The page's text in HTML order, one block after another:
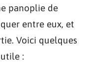
panoplie de
entre eux, et
Voici quelques
: